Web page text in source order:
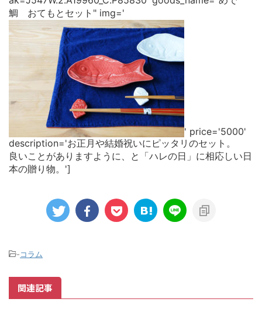
鯛 おてもとセット" img='
' price='5000'
description='お正月や結婚祝いにピッタリのセット。
良いことがありますように、と「ハレの日」に相応しい日
本の贈り物。']
-コラム
関連記事